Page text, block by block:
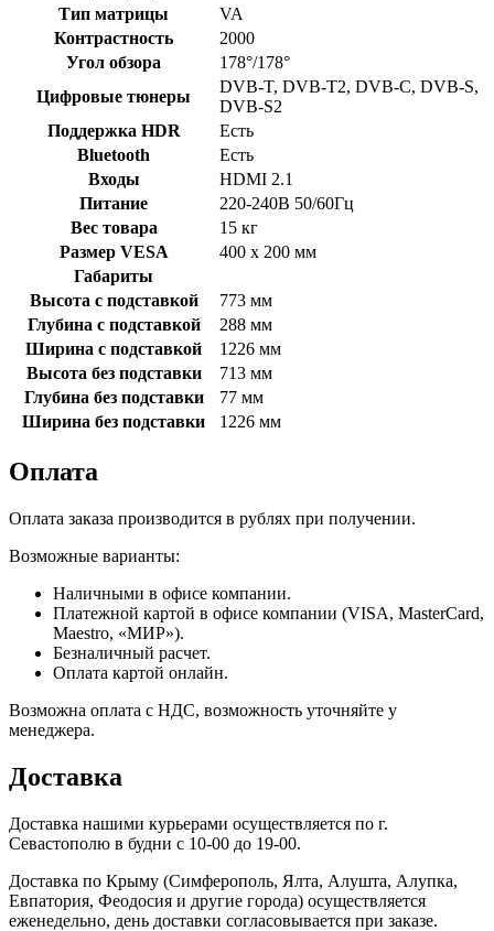
Тип матрицы
VA
Контрастность
2000
Угол обзора
178°/178°
Цифровые тюнеры
DVB-T, DVB-T2, DVB-C, DVB-S,
DVB-S2
Поддержка HDR
Есть
Bluetooth
Есть
Входы
HDMI 2.1
Питание
220-240В 50/60Гц
Вес товара
15 кг
Размер VESA
400 x 200 мм
Габариты
Высота с подставкой
773 мм
Глубина с подставкой
288 мм
Ширина с подставкой
1226 мм
Высота без подставки
713 мм
Глубина без подставки
77 мм
Ширина без подставки
1226 мм
Оплата
Оплата заказа производится в рублях при получении.
Возможные варианты:
Наличными в офисе компании.
Платежной картой в офисе компании (VISA, MasterCard,
Maestro, «МИР»).
Безналичный расчет.
Оплата картой онлайн.
Возможна оплата с НДС, возможность уточняйте у
менеджера.
Доставка
Доставка нашими курьерами осуществляется по г.
Севастополю в будни с 10-00 до 19-00.
Доставка по Крыму (Симферополь, Ялта, Алушта, Алупка,
Евпатория, Феодосия и другие города) осуществляется
еженедельно, день доставки согласовывается при заказе.